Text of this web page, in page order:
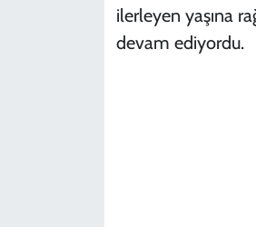
ilerleyen yaşına
devam ediyordu.